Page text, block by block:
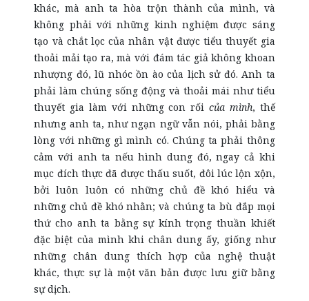
khác, mà anh ta hòa trộn thành của mình, và
không phải với những kinh nghiệm được sáng
tạo và chắt lọc của nhân vật được tiểu thuyết gia
thoải mải tạo ra, mà với đám tác giả không khoan
nhượng đó, lũ nhóc ồn ào của lịch sử đó. Anh ta
phải làm chúng sống động và thoải mái như tiểu
thuyết gia làm với những con rốicủa mình, thế
nhưng anh ta, như ngạn ngữ vẫn nói, phải bằng
lòng với những gì mình có. Chúng ta phải thông
cảm với anh ta nếu hình dung đó, ngay cả khi
mục đích thực đã được thấu suốt, đôi lúc lộn xộn,
bởi luôn luôn có những chủ đề khó hiểu và
những chủ đề khó nhằn; và chúng ta bù đắp mọi
thứ cho anh ta bằng sự kính trọng thuần khiết
đặc biệt của mình khi chân dung ấy, giống như
những chân dung thích hợp của nghệ thuật
khác, thực sự là một văn bản được lưu giữ bằng
sự dịch.